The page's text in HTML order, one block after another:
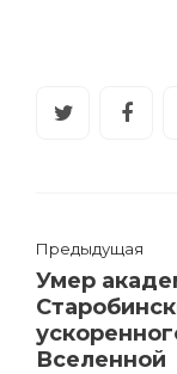
Предыдущая
Умер
Вселенной